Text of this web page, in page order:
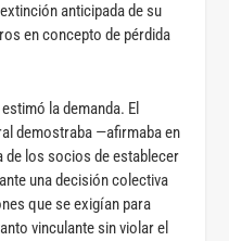
anticipada de su
en concepto de pérdida
la demanda. El
demostraba —afirmaba en
de los socios de establecer
una decisión colectiva
que se exigían para
vinculante sin violar el